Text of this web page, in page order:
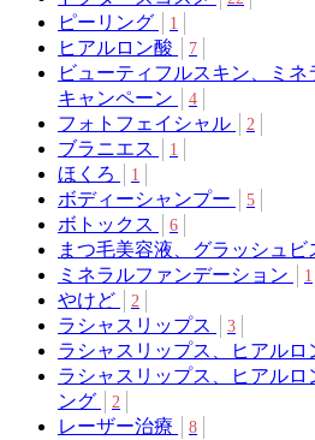
ピーリング 1
ヒアルロン酸 7
ビューティフルスキン、ミネ
キャンペーン
4
フォトフェイシャル 2
ブラニエス 1
ほくろ 1
ボディーシャンプー 5
ボトックス 6
まつ毛美容液、グラッシュビ
ミネラルファンデーション 1
やけど 2
ラシャスリップス 3
ラシャスリップス、ヒアルロ
ラシャスリップス、ヒアル
ング
2
レーザー治療 8